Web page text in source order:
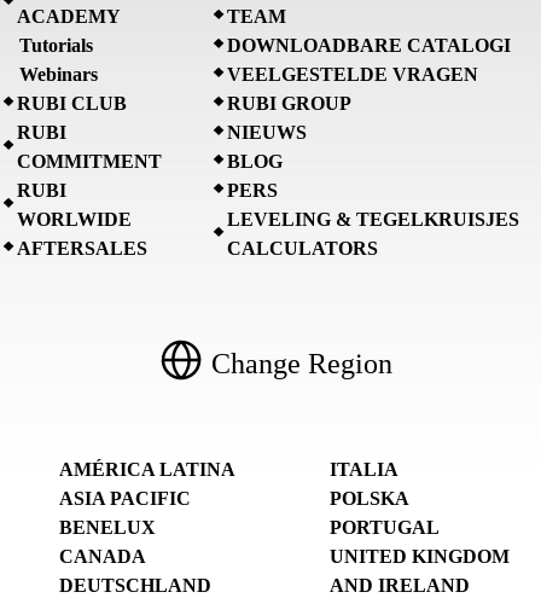
ACADEMY
Tutorials
Webinars
RUBI CLUB
RUBI
COMMITMENT
RUBI
WORLWIDE
AFTERSALES
TEAM
DOWNLOADBARE CATALOGI
VEELGESTELDE VRAGEN
RUBI GROUP
NIEUWS
BLOG
PERS
LEVELING & TEGELKRUISJES
CALCULATORS
Change Region
AMÉRICA LATINA
ASIA PACIFIC
BENELUX
CANADA
DEUTSCHLAND
ITALIA
POLSKA
PORTUGAL
UNITED KINGDOM
AND IRELAND